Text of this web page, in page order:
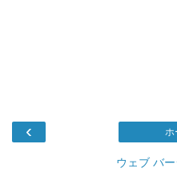
‹ ホ
ウェブ バ